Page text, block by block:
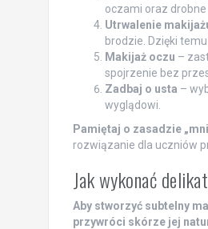
oczami oraz drobne
Utrwalenie
brodzie. Dzięki
Makijaż oczu –
spojrzenie bez
Zadbaj o usta –
wyglądowi.
Pamiętaj o zasadzie
rozwiązanie dla uczniów
Jak wykonać
Aby stworzyć subtelny
przywróci skórze jej